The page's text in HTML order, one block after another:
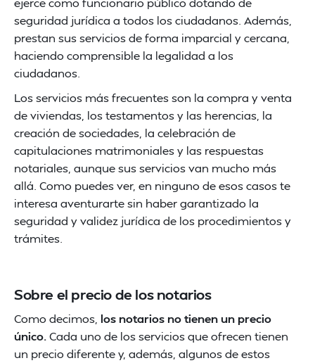
seguridad jurídica a todos los ciudadanos. Además,
prestan sus servicios de forma imparcial y cercana,
haciendo comprensible la legalidad a los
ciudadanos.
Los servicios más frecuentes son la compra y venta
de viviendas, los testamentos y las herencias, la
creación de sociedades, la celebración de
capitulaciones matrimoniales y las respuestas
notariales, aunque sus servicios van mucho más
allá. Como puedes ver, en ninguno de esos casos te
interesa aventurarte sin haber garantizado la
seguridad y validez jurídica de los procedimientos y
trámites.
Sobre el precio de los notarios
Como decimos, los notarios no tienen un precio
único.Cada uno de los servicios que ofrecen tienen
un precio diferente y, además, algunos de estos